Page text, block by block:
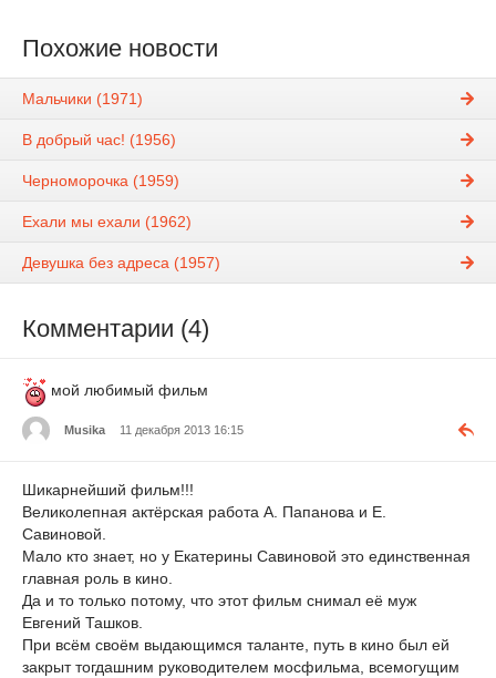
Похожие новости
Мальчики (1971)
В добрый час! (1956)
Черноморочка (1959)
Ехали мы ехали (1962)
Девушка без адреса (1957)
Комментарии (4)
мой любимый фильм
Musika 11 декабря 2013 16:15
Шикарнейший фильм!!!
Великолепная актёрская работа А. Папанова и Е.
Савиновой.
Мало кто знает, но у Екатерины Савиновой это единственная
главная роль в кино.
Да и то только потому, что этот фильм снимал её муж
Евгений Ташков.
При всём своём выдающимся таланте, путь в кино был ей
закрыт тогдашним руководителем мосфильма, всемогущим